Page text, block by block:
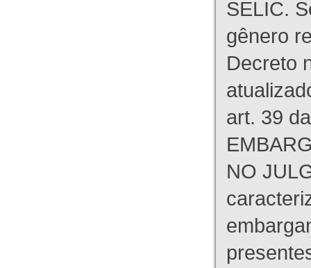
SELIC.
gênero
Decreto
art. 39
NO